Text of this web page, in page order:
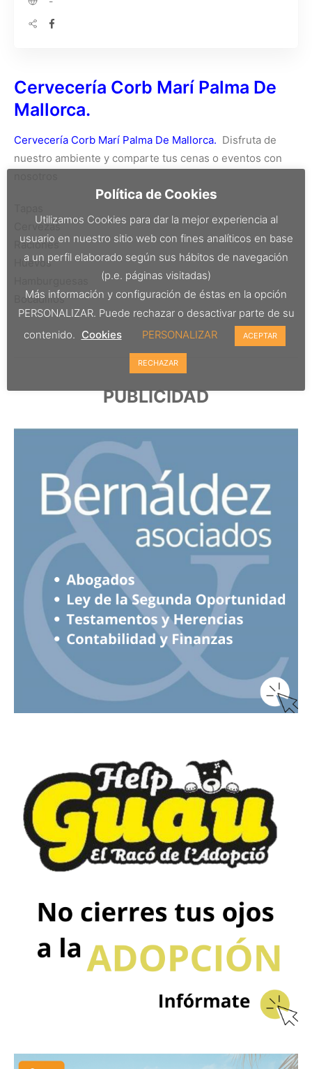
Cervecería Corb Marí Palma De
Mallorca.
Cervecería Corb Marí Palma De Mallorca. Disfruta de
nuestro ambiente y comparte tus cenas o eventos con
Cervezas
Raciones
Huevos
Bocadillos
PUBLICIDAD
Política de Cookies
Utilizamos Cookies para dar la mejor experiencia al
usuario en nuestro sitio web con fines analíticos en base
a un perfil elaborado según sus hábitos de navegación
(p.e. páginas visitadas)
Más información y configuración de éstas en la opción
PERSONALIZAR. Puede rechazar o desactivar parte de su
contenido. Cookies PERSONALIZAR ACEPTAR
RECHAZAR